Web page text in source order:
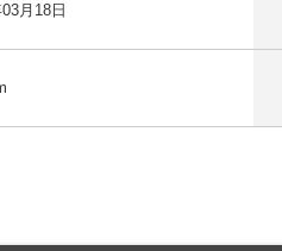
月18日